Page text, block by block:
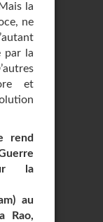
la
ne
par la
et
rend
la
au
Rao,